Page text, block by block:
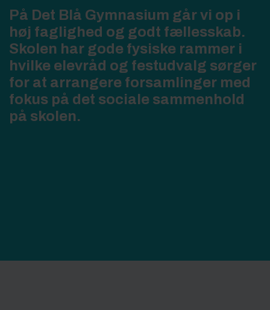
På Det Blå Gymnasium går vi op i
høj faglighed og godt fællesskab.
Skolen har gode fysiske rammer i
hvilke elevråd og festudvalg sørger
for at arrangere forsamlinger med
fokus på det sociale sammenhold
på skolen.